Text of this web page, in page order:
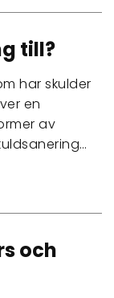
till?
har skulder
en
av
och